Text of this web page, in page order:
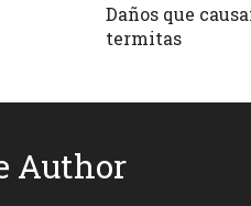
Daños que
termitas
Author